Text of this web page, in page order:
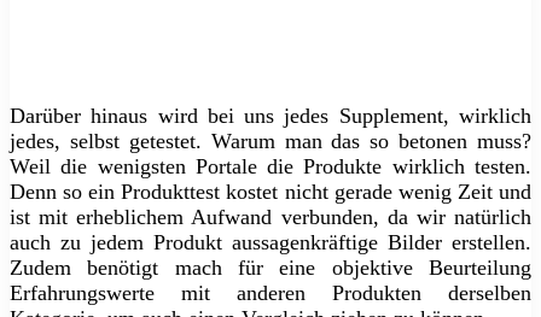
Darüber hinaus wird bei uns jedes Supplement, wirklich
jedes, selbst getestet. Warum man das so betonen muss?
Weil die wenigsten Portale die Produkte wirklich testen.
Denn so ein Produkttest kostet nicht gerade wenig Zeit und
ist mit erheblichem Aufwand verbunden, da wir natürlich
auch zu jedem Produkt aussagenkräftige Bilder erstellen.
Zudem benötigt mach für eine objektive Beurteilung
Erfahrungswerte mit anderen Produkten derselben